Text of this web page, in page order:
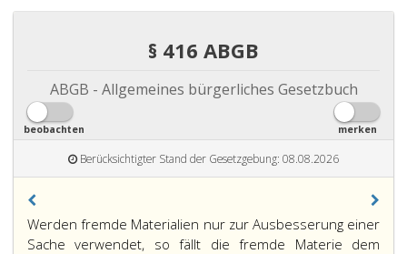
§ 416 ABGB
ABGB - Allgemeines bürgerliches Gesetzbuch
beobachten merken
Berücksichtigter Stand der Gesetzgebung: 08.08.2026
Paragraph
416,
Werden fremde Materialien nur zur Ausbesserung einer
Sache verwendet, so fällt die fremde Materie dem